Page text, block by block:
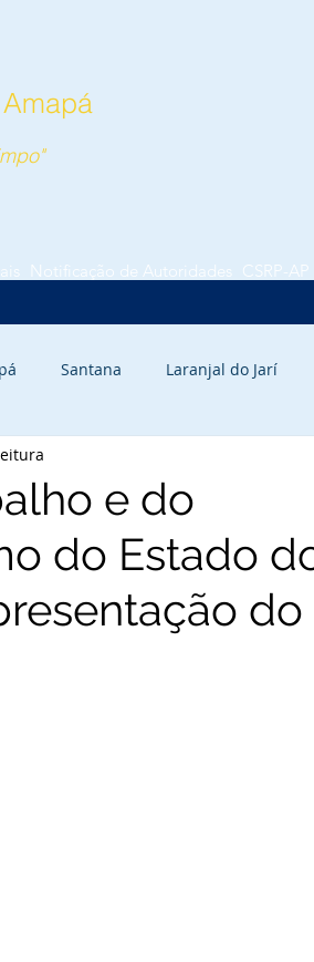
Notificação de Autoridades CSRP-AP
Santana Laranjal do Jarí
e do
do Estado
do